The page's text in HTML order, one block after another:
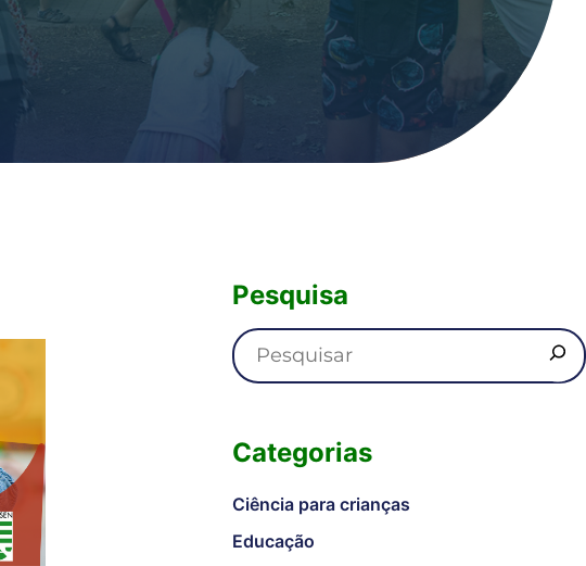
Pesquisa
Categorias
Ciência para crianças
Educação